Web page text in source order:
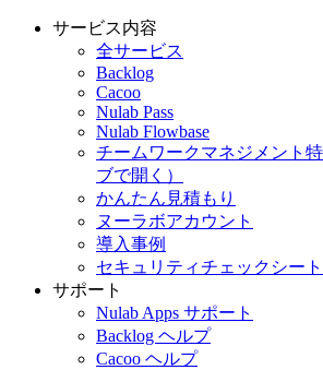
サービス内容
全サービス
Backlog
Cacoo
Nulab Pass
Nulab Flowbase
チームワークマネジメント
ブで開く）
かんたん見積もり
ヌーラボアカウント
導入事例
セキュリティチェックシート
サポート
Nulab Apps サポート
Backlog ヘルプ
Cacoo ヘルプ